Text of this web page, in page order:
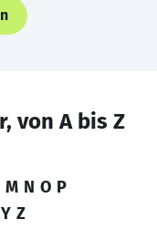
von A bis Z
M N O P
Y Z